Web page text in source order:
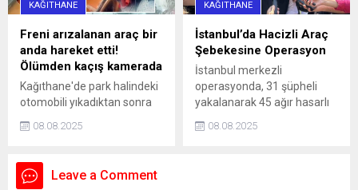
öğrenilen Bağdigen’in
ölümüne ilişkin soruşturma
başlatıldı. Bağdigen'in
ölmeden önce, "Daha önce
intihar edecektim. Farklı
sebeplerden dolayı
intiharımı erteledim" yazılı
intihar...
KAĞITHANE
Freni arızalanan araç bir
anda hareket etti!
Ölümden kaçış kamerada
Kağıthane'de park halindeki
otomobili yıkadıktan sonra
iki kuzen Erkan Bekar (41)
ile Serkan Bekar (41)
sohbet etmeye başladı. Bu
sırada park halinde bulunan
08.08.2025
KAĞITHANE
İstanbul’da Hacizli Araç
Şebekesine Operasyon
İstanbul merkezli
operasyonda, 31 şüpheli
yakalanarak 45 ağır hasarlı
araç ele geçirildi.
08.08.2025
Leave a Comment